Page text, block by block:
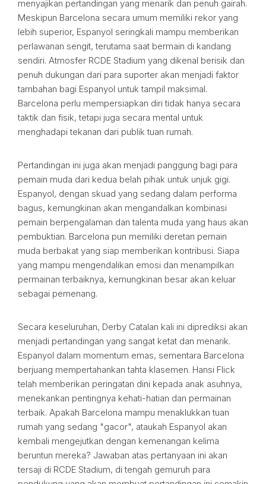
menyajikan pertandingan yang menarik dan penuh gairah.
Meskipun Barcelona secara umum memiliki rekor yang
lebih superior, Espanyol seringkali mampu memberikan
perlawanan sengit, terutama saat bermain di kandang
sendiri. Atmosfer RCDE Stadium yang dikenal berisik dan
penuh dukungan dari para suporter akan menjadi faktor
tambahan bagi Espanyol untuk tampil maksimal.
Barcelona perlu mempersiapkan diri tidak hanya secara
taktik dan fisik, tetapi juga secara mental untuk
menghadapi tekanan dari publik tuan rumah.
Pertandingan ini juga akan menjadi panggung bagi para
pemain muda dari kedua belah pihak untuk unjuk gigi.
Espanyol, dengan skuad yang sedang dalam performa
bagus, kemungkinan akan mengandalkan kombinasi
pemain berpengalaman dan talenta muda yang haus akan
pembuktian. Barcelona pun memiliki deretan pemain
muda berbakat yang siap memberikan kontribusi. Siapa
yang mampu mengendalikan emosi dan menampilkan
permainan terbaiknya, kemungkinan besar akan keluar
sebagai pemenang.
Secara keseluruhan, Derby Catalan kali ini diprediksi akan
menjadi pertandingan yang sangat ketat dan menarik.
Espanyol dalam momentum emas, sementara Barcelona
berjuang mempertahankan tahta klasemen. Hansi Flick
telah memberikan peringatan dini kepada anak asuhnya,
menekankan pentingnya kehati-hatian dan permainan
terbaik. Apakah Barcelona mampu menaklukkan tuan
rumah yang sedang "gacor", ataukah Espanyol akan
kembali mengejutkan dengan kemenangan kelima
beruntun mereka? Jawaban atas pertanyaan ini akan
tersaji di RCDE Stadium, di tengah gemuruh para